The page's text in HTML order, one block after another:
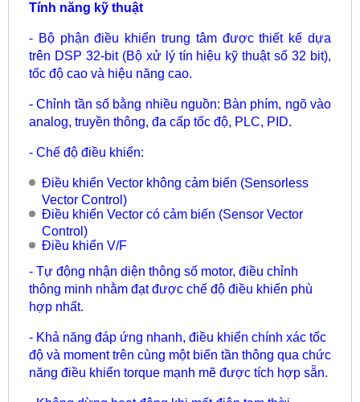
Tính năng kỹ thuật
- Bộ phận điều khiển trung tâm được thiết kế dựa
trên DSP 32-bit (Bộ xử lý tín hiệu kỹ thuật số 32 bit),
tốc độ cao và hiệu năng cao.
- Chỉnh tần số bằng nhiều nguồn: Bàn phím, ngõ vào
analog, truyền thông, đa cấp tốc độ, PLC, PID.
- Chế độ điều khiển:
Điều khiển Vector không cảm biến (Sensorless
Vector Control)
Điều khiển Vector có cảm biến (Sensor Vector
Control)
Điều khiển V/F
- Tự động nhận diện thông số motor, điều chỉnh
thông minh nhằm đạt được chế độ điều khiển phù
hợp nhất.
- Khả năng đáp ứng nhanh, điều khiển chính xác tốc
độ và moment trên cùng một biến tần thông qua chức
năng điều khiển torque mạnh mẽ được tích hợp sẵn.